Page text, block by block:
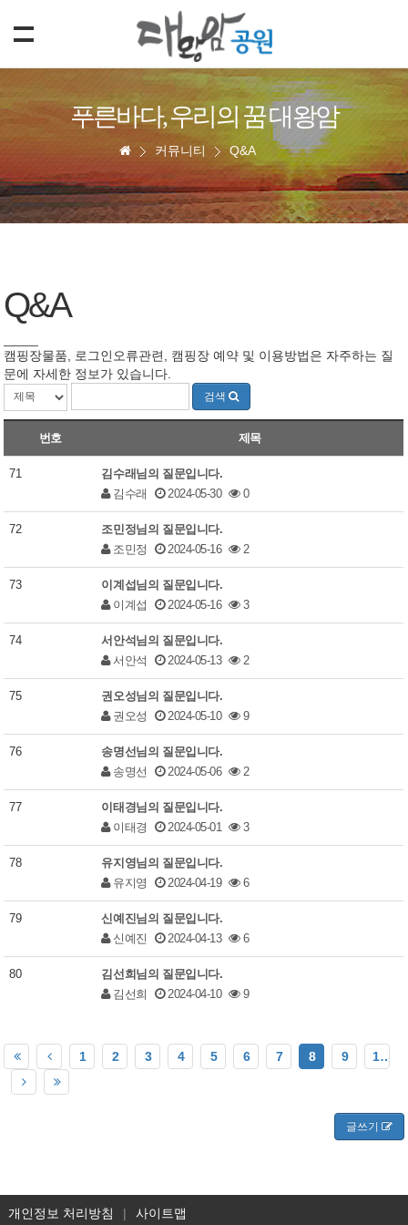
푸른바다, 우리의 꿈 대왕암
커뮤니티 Q&A
Q&A
캠핑장물품, 로그인오류관련, 캠핑장 예약 및 이용방법은 자주하는 질
문에 자세한 정보가 있습니다.
검색
번호 제목
71
김수래님의 질문입니다.
김수래
2024-05-30 0
72
조민정님의 질문입니다.
조민정
2024-05-16 2
73
이계섭님의 질문입니다.
이계섭
2024-05-16 3
74
서안석님의 질문입니다.
서안석
2024-05-13 2
75
권오성님의 질문입니다.
권오성
2024-05-10 9
76
송명선님의 질문입니다.
송명선
2024-05-06 2
77
이태경님의 질문입니다.
이태경
2024-05-01 3
78
유지영님의 질문입니다.
유지영
2024-04-19 6
79
신예진님의 질문입니다.
신예진
2024-04-13 6
80
김선희님의 질문입니다.
김선희
2024-04-10 9
1 2 3 4 5 6 7 8 9 10
글쓰기
개인정보 처리방침 | 사이트맵